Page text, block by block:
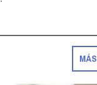
MÁS